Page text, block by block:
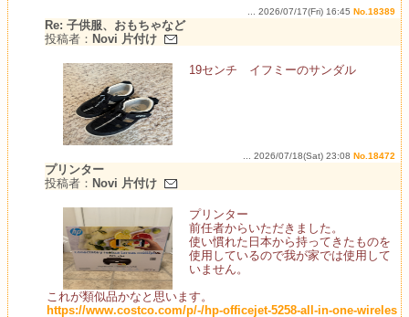
... 2026/07/17(Fri) 16:45 No.18389
Re: 子供服、おもちゃなど
投稿者： Novi 片付け
19センチ イフミーのサンダル
... 2026/07/18(Sat) 23:08 No.18472
プリンター
投稿者： Novi 片付け
プリンター
前任者からいただきました。
使い慣れた日本から持ってきたものを
使用しているので我が家では使用して
いません。
これが類似品かなと思います。
https://www.costco.com/p/-/hp-officejet-5258-all-in-one-wireles